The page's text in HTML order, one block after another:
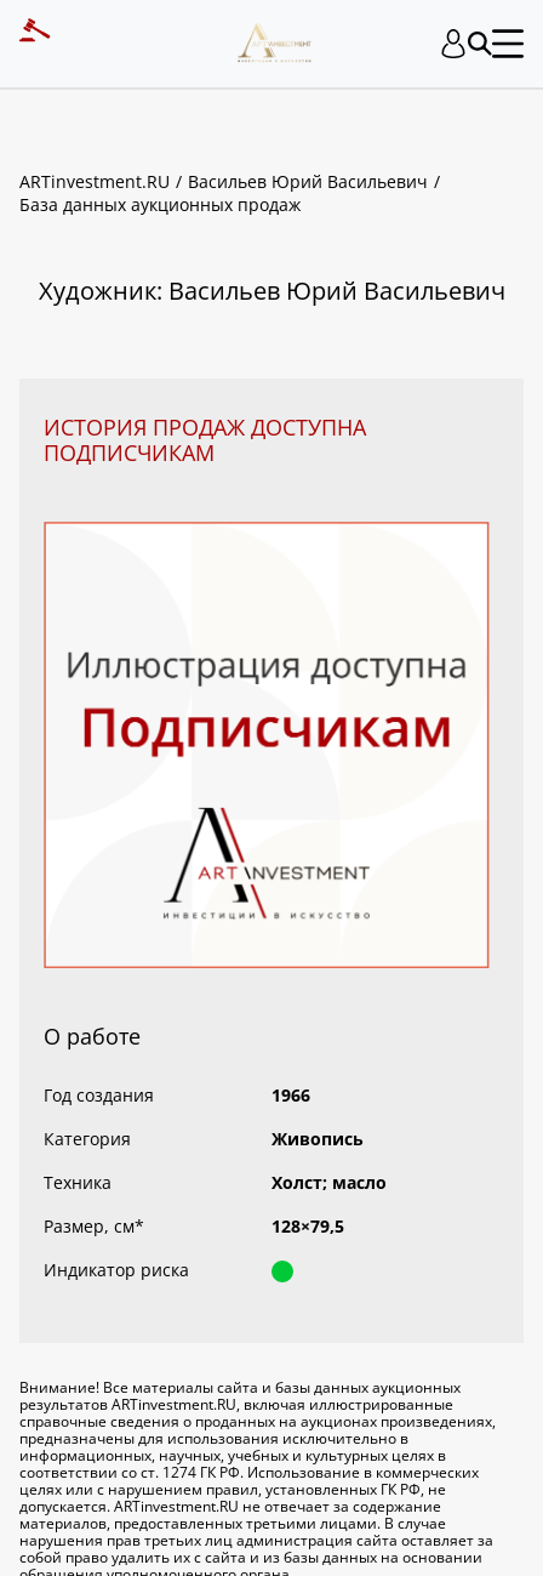
ARTinvestment.RU
Васильев Юрий Васильевич
База данных аукционных продаж
Художник: Васильев Юрий Васильевич
ИСТОРИЯ ПРОДАЖ ДОСТУПНА
ПОДПИСЧИКАМ
О работе
Год создания
1966
Категория
Живопись
Техника
Холст; масло
Размер, см*
128×79,5
Индикатор риска
Внимание! Все материалы сайта и базы данных аукционных
результатов ARTinvestment.RU, включая иллюстрированные
справочные сведения о проданных на аукционах произведениях,
предназначены для использования исключительно в
информационных, научных, учебных и культурных целях в
соответствии со ст. 1274 ГК РФ. Использование в коммерческих
целях или с нарушением правил, установленных ГК РФ, не
допускается. ARTinvestment.RU не отвечает за содержание
материалов, предоставленных третьими лицами. В случае
нарушения прав третьих лиц администрация сайта оставляет за
собой право удалить их с сайта и из базы данных на основании